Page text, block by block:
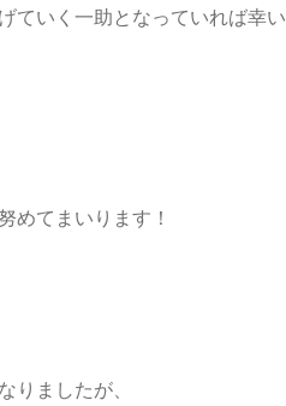
ていく一助となっていれば幸い
めてまいります！
りましたが、